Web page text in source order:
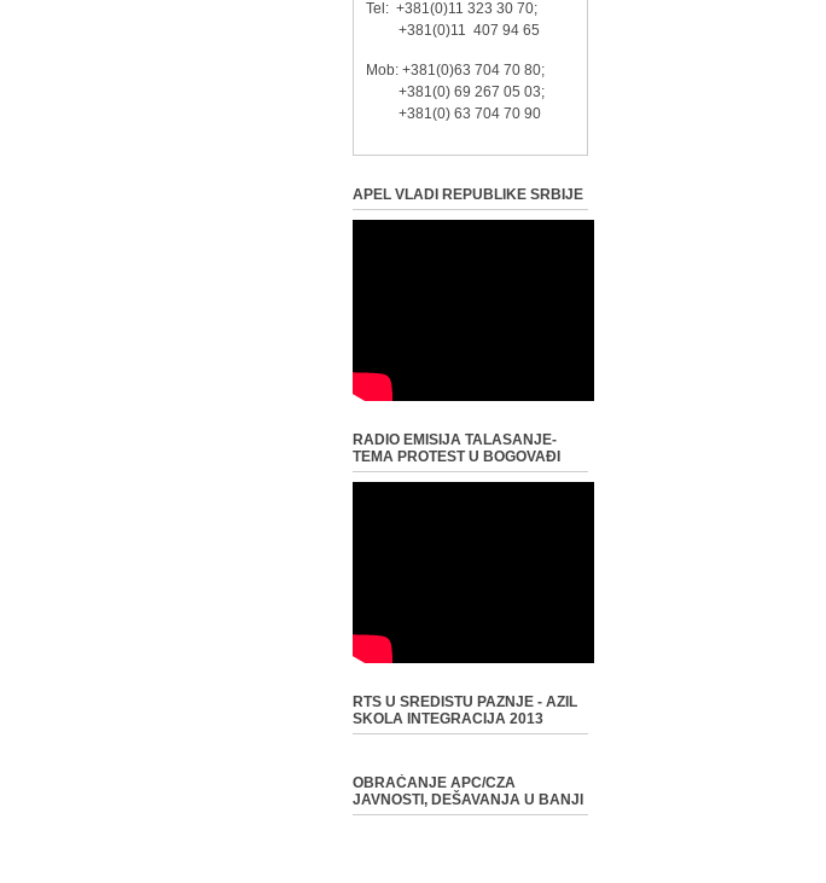
Tel: +381(0)11 323 30 70;
+381(0)11 407 94 65
Mob: +381(0)63 704 70 80;
+381(0) 69 267 05 03;
+381(0) 63 704 70 90
APEL VLADI REPUBLIKE SRBIJE
RADIO EMISIJA TALASANJE-
TEMA PROTEST U BOGOVAĐI
RTS U SREDISTU PAZNJE - AZIL
SKOLA INTEGRACIJA 2013
OBRAĆANJE APC/CZA
JAVNOSTI, DEŠAVANJA U BANJI